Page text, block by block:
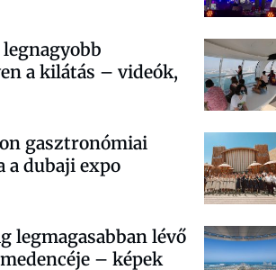
a kilátás – videók,
gasztronómiai
a dubaji expo
legmagasabban lévő
– képek